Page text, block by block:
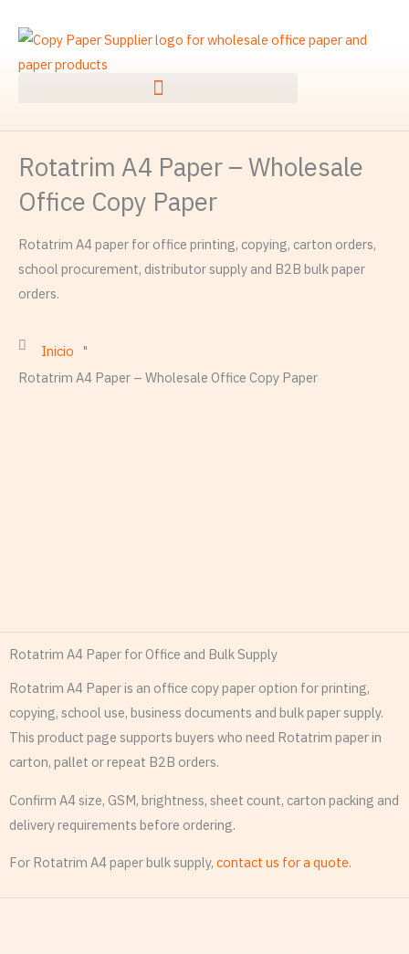
contenido
Rotatrim A4 Paper – Wholesale
Office Copy Paper
Rotatrim A4 paper for office printing, copying, carton orders,
school procurement, distributor supply and B2B bulk paper
orders.
Inicio "
Rotatrim A4 Paper – Wholesale Office Copy Paper
Rotatrim A4 Paper for Office and Bulk Supply
Rotatrim A4 Paper is an office copy paper option for printing,
copying, school use, business documents and bulk paper supply.
This product page supports buyers who need Rotatrim paper in
carton, pallet or repeat B2B orders.
Confirm A4 size, GSM, brightness, sheet count, carton packing and
delivery requirements before ordering.
For Rotatrim A4 paper bulk supply, contact us for a quote.